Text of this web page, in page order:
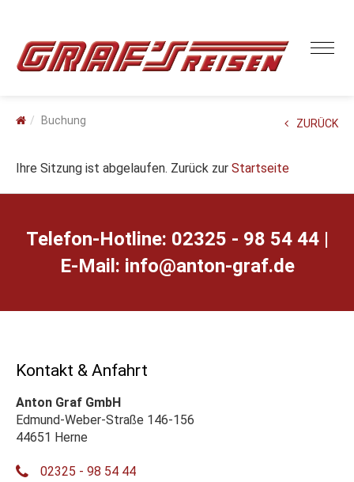
Buchung ZURÜCK
Ihre Sitzung ist abgelaufen. Zurück zur Startseite
Telefon-Hotline: 02325 - 98 54 44 |
E-Mail: ed.farg-notna@ofni
Kontakt & Anfahrt
Anton Graf GmbH
Edmund-Weber-Straße 146-156
44651 Herne
02325 - 98 54 44